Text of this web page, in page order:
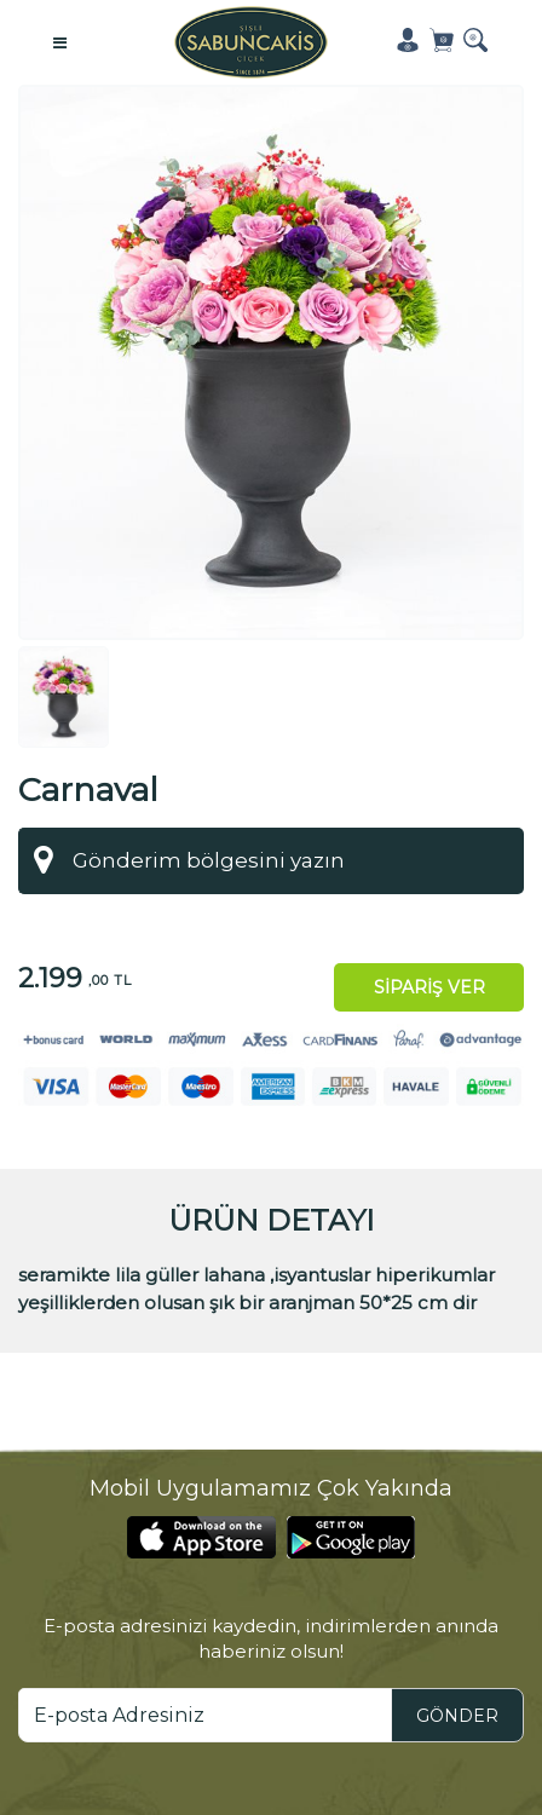
Carnaval
2.199 ,00 TL SİPARİŞ VER
ÜRÜN DETAYI
seramikte lila güller lahana ,isyantuslar hiperikumlar
yeşilliklerden olusan şık bir aranjman 50*25 cm dir
Mobil Uygulamamız Çok Yakında
E-posta adresinizi kaydedin, indirimlerden anında
haberiniz olsun!
GÖNDER